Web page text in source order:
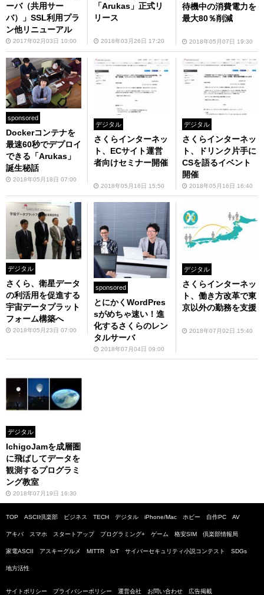
ーバ（共用サー
バ）」SSL利用プラ
ン他リニューアル
2017年02月03日 10:00
「Arukas」正式リ
リース
2018年03月26日 17:20
待機中の消費電力を
最大80％削減
2018年05月07日 19:30
sponsored
Dockerコンテナを
最速60秒でデプロイ
できる「Arukas」
誕生秘話
2018年05月18日 07:00
デジタル
さくらインターネッ
ト、ECサイト運営
者向けセミナー開催
2018年05月16日 15:50
デジタル
さくらインターネッ
ト、ドリンク片手に
CSを語るイベント
開催
2018年05月16日 16:40
デジタル
さくら、衛星データ
の利活用を促進する
宇宙データプラット
フォーム構築へ
2018年05月23日 07:00
sponsored
とにかくWordPres
sがめちゃ速い！進
化するさくらのレン
タルサーバ
2018年07月04日 09:00
デジタル
さくらインターネッ
ト、働き方改革で東
京以外の勤務を支援
2018年07月02日 15:40
デジタル
IchigoJamを成層圏
に飛ばしてデータを
観測するプログラミ
ング教室
2018年07月19日 16:30
TOP ASCII倶楽部 ビジネス TECH デジタル iPhone/Mac ホビー 自作PC AV
アキバ スマホ スタートアップ プログラミング+ ゲーム 格安SIM 倶楽部情報局
家電ASCII アスキーグルメ MITTR IoT サイバーセキュリティ小説コンテスト SDGs
地方活性
サイトポリシー プライバシーポリシー 運営会社 お問い合わせ 広告掲載